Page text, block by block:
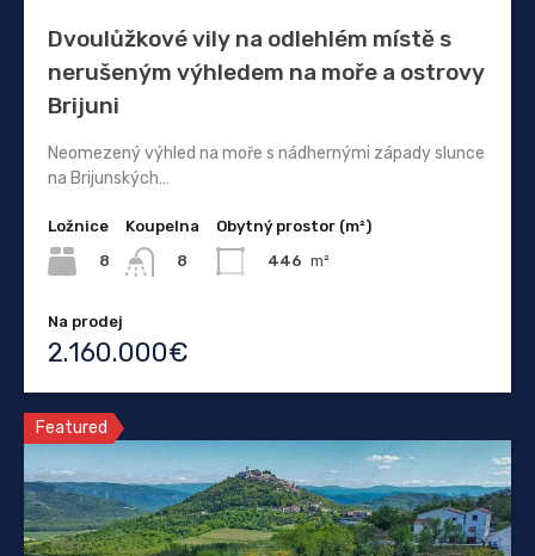
Dvoulůžkové vily na odlehlém místě s
nerušeným výhledem na moře a ostrovy
Brijuni
Neomezený výhled na moře s nádhernými západy slunce
na Brijunských…
Ložnice
8
Koupelna
8
Obytný prostor (m²)
446 m²
Na prodej
2.160.000€
Featured